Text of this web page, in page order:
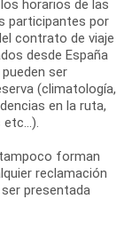
horarios de las
participantes por
contrato de viaje
desde España
ser
(climatología,
en la ruta,
forman
reclamación
presentada